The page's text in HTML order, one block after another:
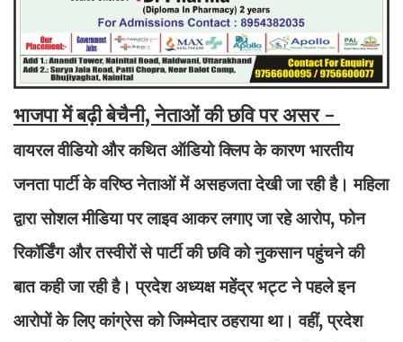
भाजपा में बढ़ी बेचैनी, नेताओं की छवि पर असर -
वायरल वीडियो और कथित ऑडियो क्लिप के कारण भारतीय
जनता पार्टी के वरिष्ठ नेताओं में असहजता देखी जा रही है। महिला
द्वारा सोशल मीडिया पर लाइव आकर लगाए जा रहे आरोप, फोन
रिकॉर्डिंग और तस्वीरों से पार्टी की छवि को नुकसान पहुंचने की
बात कही जा रही है। प्रदेश अध्यक्ष महेंद्र भट्ट ने पहले इन
आरोपों के लिए कांग्रेस को जिम्मेदार ठहराया था। वहीं, प्रदेश